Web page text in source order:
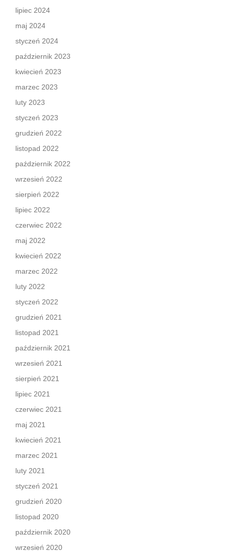
lipiec 2024
maj 2024
styczeń 2024
październik 2023
kwiecień 2023
marzec 2023
luty 2023
styczeń 2023
grudzień 2022
listopad 2022
październik 2022
wrzesień 2022
sierpień 2022
lipiec 2022
czerwiec 2022
maj 2022
kwiecień 2022
marzec 2022
luty 2022
styczeń 2022
grudzień 2021
listopad 2021
październik 2021
wrzesień 2021
sierpień 2021
lipiec 2021
czerwiec 2021
maj 2021
kwiecień 2021
marzec 2021
luty 2021
styczeń 2021
grudzień 2020
listopad 2020
październik 2020
wrzesień 2020